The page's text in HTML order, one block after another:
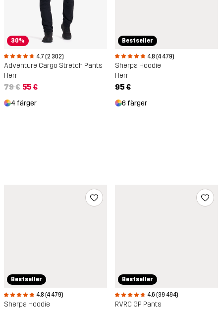
30%
4.7 (2 302)
Adventure Cargo Stretch Pants
Herr
79 € 55 €
4 färger
Bestseller
4.8 (4 479)
Sherpa Hoodie
Herr
95 €
6 färger
Bestseller
4.8 (4 479)
Sherpa Hoodie
Bestseller
4.6 (39 494)
RVRC GP Pants